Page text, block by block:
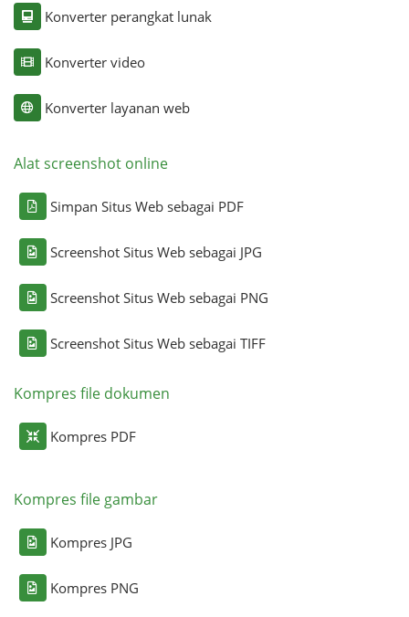
Konverter perangkat lunak
Konverter video
Konverter layanan web
Alat screenshot online
Simpan Situs Web sebagai PDF
Screenshot Situs Web sebagai JPG
Screenshot Situs Web sebagai PNG
Screenshot Situs Web sebagai TIFF
Kompres file dokumen
Kompres PDF
Kompres file gambar
Kompres JPG
Kompres PNG